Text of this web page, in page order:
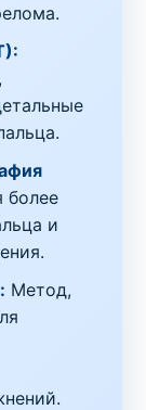
более
и
Метод,